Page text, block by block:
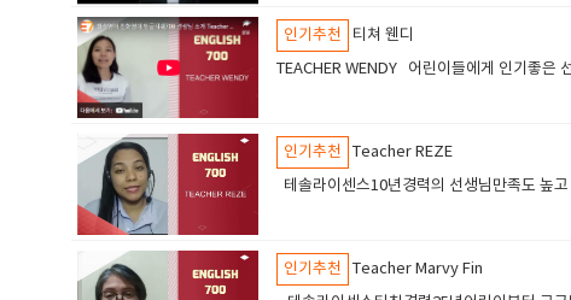
인기추천
티쳐 웬디
TEACHER WENDY 어린이
인기추천
Teacher REZE
테솔라이센스10년경력의 선생님만족도 높
인기추천
Teacher Marvy Fin